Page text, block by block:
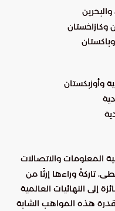
وكازاخستان
وأوزبكستان
المعلومات والاتصالات
تاركةً وراءها إرثًا من
إلى النهائيات العالمية
هذه المواهب الشابة